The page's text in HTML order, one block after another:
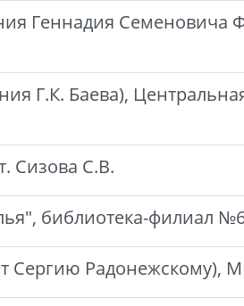
Геннадия Семеновича
Г.К. Баева),
Сизова С.В.
библиотека-филиал
Сергию Радонежскому),